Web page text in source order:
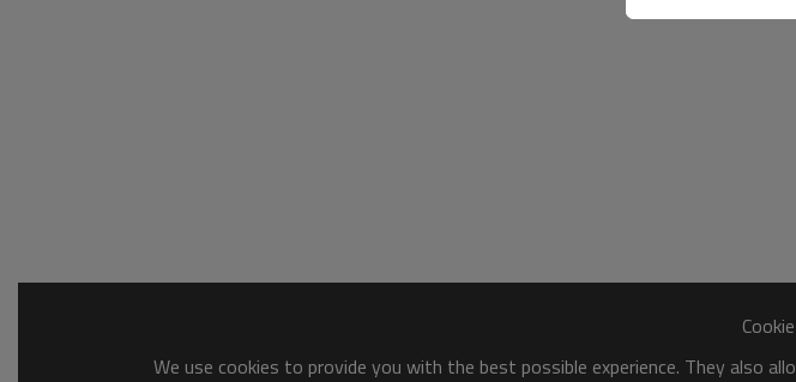
We use cookies to provide you with the best possible experience. They also